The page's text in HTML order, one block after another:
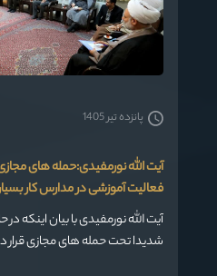
آیت الله نورمفیدی:حمله های
فعالیت آموزشی در مدارس کار
آیت الله نورمفیدی با بیان اینکه
شدیدا تحت حمله های مجازی قرار
برای طرح تربیتی امین انتخاب
پانزده تیر 1405